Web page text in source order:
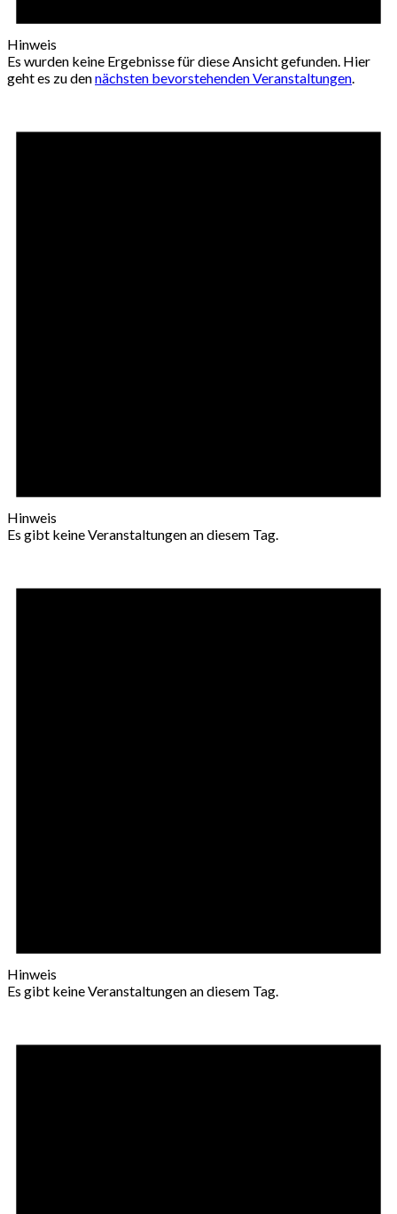
Hinweis
Es wurden keine Ergebnisse für diese Ansicht gefunden. Hier
geht es zu dennächsten bevorstehenden Veranstaltungen
Hinweis
Es gibt keine Veranstaltungen an diesem Tag.
Hinweis
Es gibt keine Veranstaltungen an diesem Tag.